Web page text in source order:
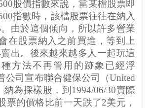
股價指數來說，當某檔股票即
指數時，該檔股票往往在納入
。由於這個傾向，所以許多營業
在股票納入之前買進，等到上
出。後來越來越多人一起玩這
方法不再管用的跡象已經浮
公司宣布聯合健保公司（United
納為採樣股，到 1994/06/30實際
票的價格比前一天跌了2美元，